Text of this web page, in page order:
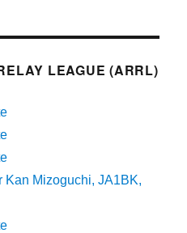
LEAGUE (ARRL)
Kan Mizoguchi, JA1BK,